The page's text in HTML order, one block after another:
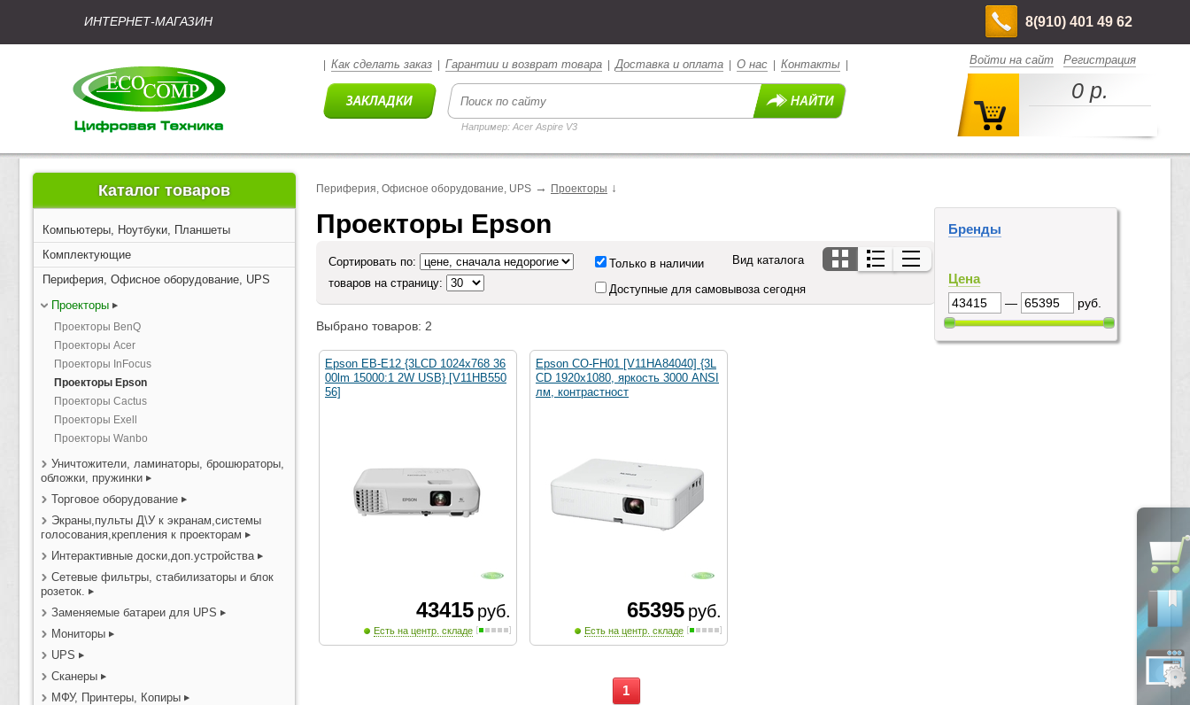
ИНТЕРНЕТ-МАГАЗИН 8(910) 401 49 62
Как сделать заказ Гарантии и возврат товара |Доставка и оплата О нас Контакты
Например: Acer Aspire V3
Войти на сайт Регистрация
0 р.
Каталог товаров
Компьютеры, Ноутбуки, Планшеты
Комплектующие
Периферия, Офисное оборудование, UPS
Проекторы
Проекторы BenQ
Проекторы Acer
Проекторы InFocus
Проекторы Epson
Проекторы Cactus
Проекторы Exell
Проекторы Wanbo
Уничтожители, ламинаторы, брошюраторы,
обложки, пружинки
Торговое оборудование
Экраны,пульты Д\У к экранам,системы
голосования,крепления к проекторам
Интерактивные доски,доп.устройства
Сетевые фильтры, стабилизаторы и блок
розеток.
Заменяемые батареи для UPS
Мониторы
UPS
Сканеры
МФУ, Принтеры, Копиры
Периферия, Офисное оборудование, UPS → Проекторы ↓
Проекторы Epson
Сортировать по:
товаров на страницу:
Только в наличии
Доступные для самовывоза сегодня
Вид каталога
Выбрано товаров: 2
Epson EB-E12 {3LCD 1024x768 36
00lm 15000:1 2W USB} [V11HB550
56]
43415 руб.
Есть на центр. складе
Epson CO-FH01 [V11HA84040] {3L
CD 1920x1080, яркость 3000 ANSI
лм, контрастност
65395 руб.
Есть на центр. складе
1
Бренды
Цена
— руб.